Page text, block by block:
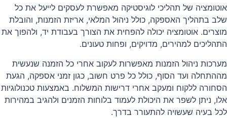
אוטומציה של תהליכי לוגיסטיקה מאפשרת לעסקים לייעל את כל
שלב בתהליך האספקה, כולל ניהול המלאי, אריזת הזמנות, והובלת
מוצרים. אוטומציה יכולה להפחית את הצורך בעבודת יד, ולהפוך את
התהליכים למהירים, מדויקים, ופחות טעונים.
מערכות ניהול הזמנות מאפשרות לעקוב אחרי כל הזמנה שנעשית
מההתחלה ועד הסוף, כולל כל פרט חשוב, כגון זמני אספקה, הגעת
הסחורה ללקוח ומעקב אחרי דרישות המשלוח. באמצעות טכנולוגיות
אלו, ניתן לשפר את היכולת לעמוד בלוחות הזמנים ולהגיב במהירות
לכל בעיה שעשויה להתעורר בדרך.